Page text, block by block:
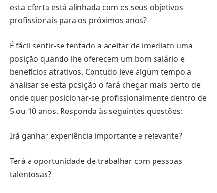
esta oferta está alinhada com os seus objetivos
profissionais para os próximos anos?
É fácil sentir-se tentado a aceitar de imediato uma
posição quando lhe oferecem um bom salário e
benefícios atrativos. Contudo leve algum tempo a
analisar se esta posição o fará chegar mais perto de
onde quer posicionar-se profissionalmente dentro de
5 ou 10 anos. Responda às seguintes questões:
Irá ganhar experiência importante e relevante?
Terá a oportunidade de trabalhar com pessoas
talentosas?